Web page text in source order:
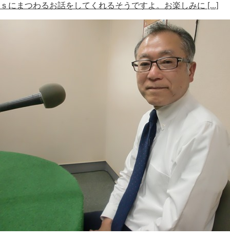
ｓにまつわるお話をしてくれるそうですよ。お楽しみに […]